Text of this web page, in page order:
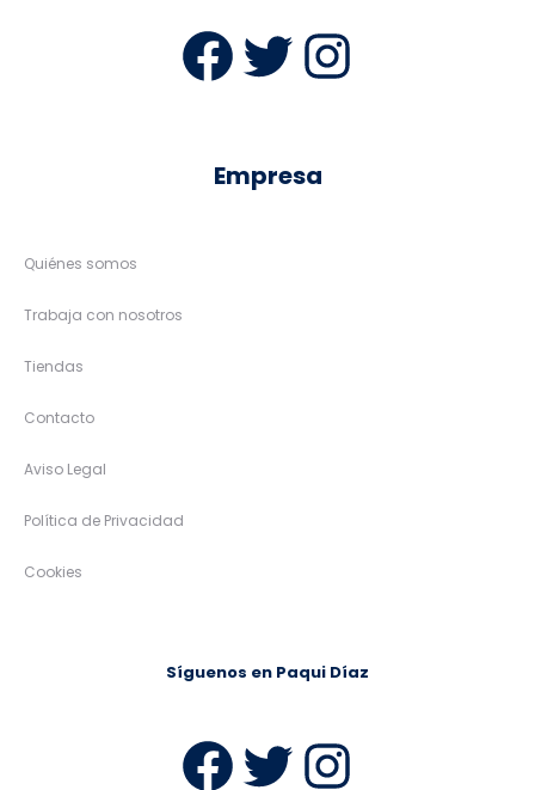
Facebook
Twitter
Empresa
Quiénes somos
Trabaja con nosotros
Tiendas
Contacto
Aviso Legal
Política de Privacidad
Cookies
Síguenos en Paqui Díaz
Facebook
Twitter